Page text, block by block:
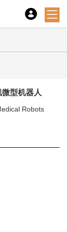
型机器人
Robots